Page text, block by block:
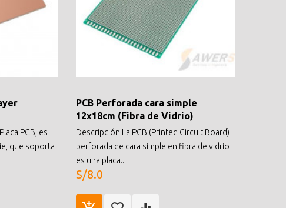
PCB, es
que soporta
PCB Perforada cara simple
12x18cm (Fibra de Vidrio)
Descripción La PCB (Printed Circuit Board)
perforada de cara simple en fibra de vidrio
es una placa..
S/8.0